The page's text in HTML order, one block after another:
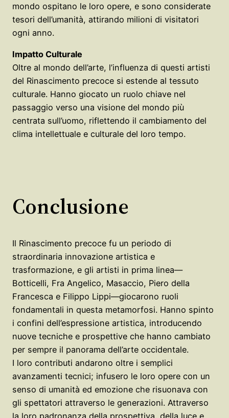
mondo ospitano le loro opere, e sono considerate
tesori dell’umanità, attirando milioni di visitatori
ogni anno.
Impatto Culturale
Oltre al mondo dell’arte, l’influenza di questi artisti
del Rinascimento precoce si estende al tessuto
culturale. Hanno giocato un ruolo chiave nel
passaggio verso una visione del mondo più
centrata sull’uomo, riflettendo il cambiamento del
clima intellettuale e culturale del loro tempo.
Conclusione
Il Rinascimento precoce fu un periodo di
straordinaria innovazione artistica e
trasformazione, e gli artisti in prima linea—
Botticelli, Fra Angelico, Masaccio, Piero della
Francesca e Filippo Lippi—giocarono ruoli
fondamentali in questa metamorfosi. Hanno spinto
i confini dell’espressione artistica, introducendo
nuove tecniche e prospettive che hanno cambiato
per sempre il panorama dell’arte occidentale.
I loro contributi andarono oltre i semplici
avanzamenti tecnici; infusero le loro opere con un
senso di umanità ed emozione che risuonava con
gli spettatori attraverso le generazioni. Attraverso